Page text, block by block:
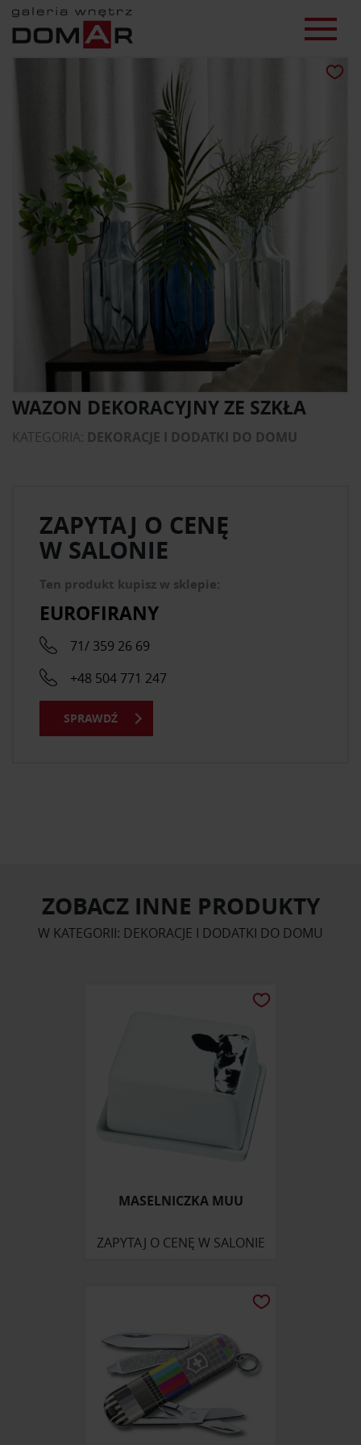
WAZON DEKORACYJNY ZE SZKŁA
KATEGORIA: DEKORACJE I DODATKI DO DOMU
Wazon dekoracyjny Skład: 100% szkło
ZAPYTAJ O CENĘ
W SALONIE
Ten produkt kupisz w sklepie:
EUROFIRANY
71/ 359 26 69
+48 504 771 247
SPRAWDŹ
ZOBACZ INNE PRODUKTY
W KATEGORII: DEKORACJE I DODATKI DO DOMU
MASELNICZKA MUU
ZAPYTAJ O CENĘ W SALONIE